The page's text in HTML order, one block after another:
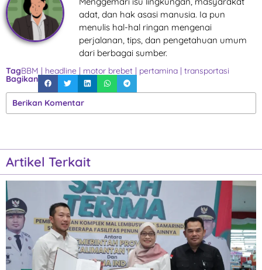
adat, dan hak asasi manusia. Ia pun
menulis hal-hal ringan mengenai
perjalanan, tips, dan pengetahuan umum
dari berbagai sumber.
TagBBM | headline | motor brebet | pertamina | transportasi
Bagikan
Berikan Komentar
Artikel Terkait